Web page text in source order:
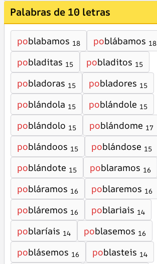
Palabras de 10 letras
poblabamos 18 poblábamos 18
pobladitas 15 pobladitos 15
pobladoras 15 pobladores 15
poblándola 15 poblándole 15
poblándolo 15 poblándome 17
poblándoos 15 poblándose 15
poblándote 15 poblaramos 16
pobláramos 16 poblaremos 16
pobláremos 16 poblariais 14
poblaríais 14 poblasemos 16
poblásemos 16 poblasteis 14